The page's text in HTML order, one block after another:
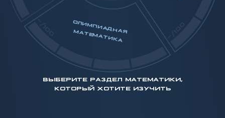
ОЛИМ
ПИАД
НАЯ М
АТЕМ
АТИКА
ВЫБЕРИТЕ РАЗДЕЛ МАТЕМАТИКИ,
КОТОРЫЙ ХОТИТЕ ИЗУЧИТЬ